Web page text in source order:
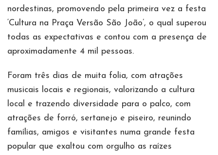
nordestinas, promovendo pela primeira vez a festa
‘Cultura na Praça Versão São João’, o qual superou
todas as expectativas e contou com a presença de
aproximadamente 4 mil pessoas.
Foram três dias de muita folia, com atrações
musicais locais e regionais, valorizando a cultura
local e trazendo diversidade para o palco, com
atrações de forró, sertanejo e piseiro, reunindo
famílias, amigos e visitantes numa grande festa
popular que exaltou com orgulho as raízes